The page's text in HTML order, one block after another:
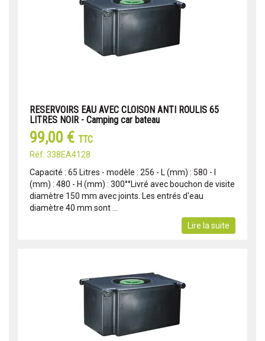
RESERVOIRS EAU AVEC CLOISON ANTI ROULIS 65
LITRES NOIR - Camping car bateau
99,00 € TTC
Réf: 338EA4128
Capacité : 65 Litres - modèle : 256 - L (mm) : 580 - l
(mm) : 480 - H (mm) : 300°°Livré avec bouchon de visite
diamètre 150 mm avec joints. Les entrés d'eau
diamètre 40 mm sont ...
Lire la suite